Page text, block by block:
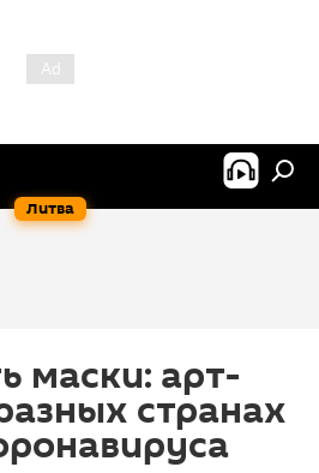
Литва
маски: арт-
странах